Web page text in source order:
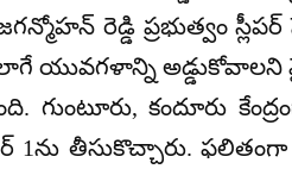
రెడ్డి ప్రభుత్వం
యువగళాన్ని అడ్డుకోవాలని
కందూరు
తీసుకొచ్చారు. ఫలితంగా